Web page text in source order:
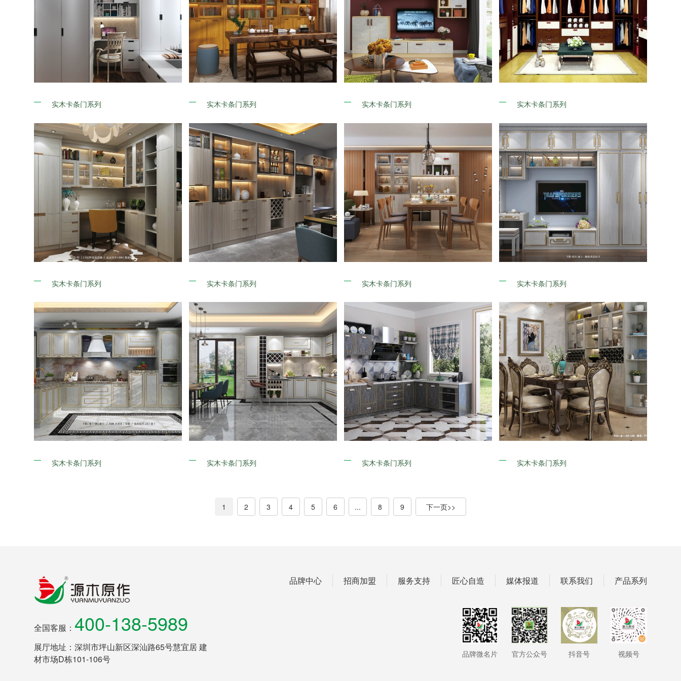
实木卡条门系列 实木卡条门系列 实木卡条门系列 实木卡条门系列
实木卡条门系列 实木卡条门系列 实木卡条门系列 实木卡条门系列
实木卡条门系列 实木卡条门系列 实木卡条门系列 实木卡条门系列
1 2 3 4 5 6 ... 8 9
全国客服： 400-138-5989
展厅地址：深圳市坪山新区深汕路65号慧宜居 建
材市场D栋101-106号
品牌中心 招商加盟 服务支持 匠心自造 媒体报道 联系我们 产品系列
品牌微名片 官方公众号 抖音号 视频号